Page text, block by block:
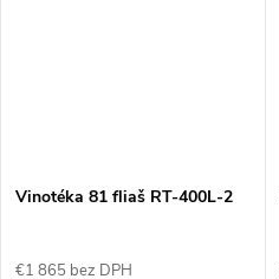
Vinotéka 81 fliaš RT-400L-2
€1 865 bez DPH